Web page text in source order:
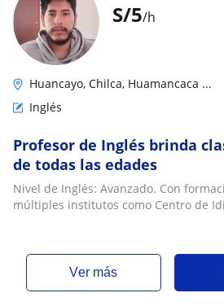
S/5/h
Huancayo, Chilca, Huamancaca ...
Inglés
Profesor de Inglés brinda
de todas las edades
Nivel de Inglés: Avanzado. Con
múltiples institutos como Centro de
ver más